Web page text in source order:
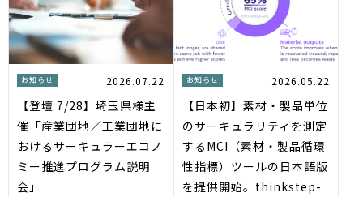
お知らせ 2026.07.22
【登壇 7/28】埼玉県様主
催「産業団地／工業団地に
おけるサーキュラーエコノ
ミー推進プログラム説明
会」
お知らせ 2026.05.22
【日本初】素材・製品単位
のサーキュラリティを測定
するMCI（素材・製品循環
性指標）ツールの日本語版
を提供開始。thinkstep-